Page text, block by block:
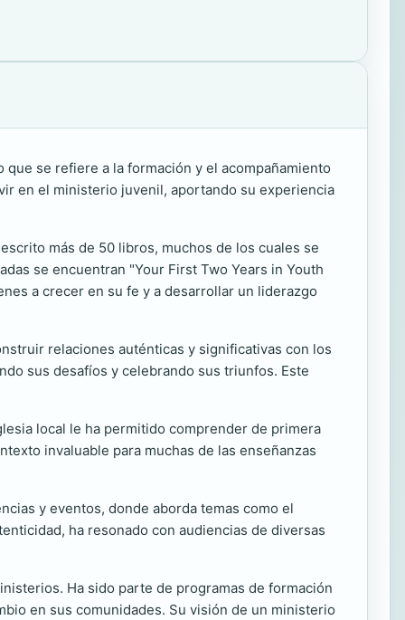
se refiere a la formación y el acompañamiento
en el ministerio juvenil, aportando su experiencia
más de 50 libros, muchos de los cuales se
se encuentran "Your First Two Years in Youth
a crecer en su fe y a desarrollar un liderazgo
relaciones auténticas y significativas con los
sus desafíos y celebrando sus triunfos. Este
local le ha permitido comprender de primera
invaluable para muchas de las enseñanzas
y eventos, donde aborda temas como el
ha resonado con audiencias de diversas
Ha sido parte de programas de formación
en sus comunidades. Su visión de un ministerio